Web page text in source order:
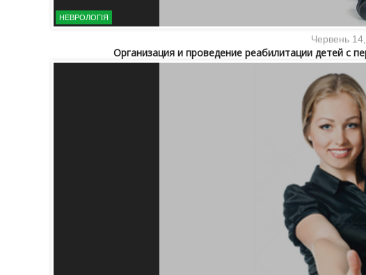
НЕВРОЛОГІЯ
Червень
Организация и проведение реабилитации детей с